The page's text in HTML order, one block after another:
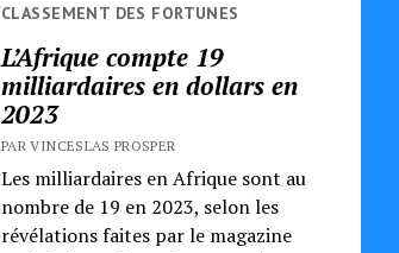
CLASSEMENT DES FORTUNES
L’Afrique compte 19
milliardaires en dollars en
2023
PAR VINCESLAS PROSPER
Les milliardaires en Afrique sont au
nombre de 19 en 2023, selon les
révélations faites par le magazine